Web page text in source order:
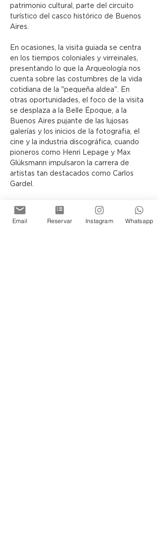
patrimonio cultural, parte del circuito
turístico del casco histórico de Buenos
Aires.
En ocasiones, la visita guiada se centra
en los tiempos coloniales y virreinales,
presentando lo que la Arqueología nos
cuenta sobre las costumbres de la vida
cotidiana de la "pequeña aldea". En
otras oportunidades, el foco de la visita
se desplaza a la Belle Époque, a la
Buenos Aires pujante de las lujosas
galerías y los inicios de la fotografia, el
cine y la industria discográfica, cuando
pioneros como Henri Lepage y Max
Glüksmann impulsaron la carrera de
artistas tan destacados como Carlos
Gardel.
El visitante siempre se sentirá
transportado en el tiempo y
protagonista de la historia de los
Email Reservar Instagram Whatsapp